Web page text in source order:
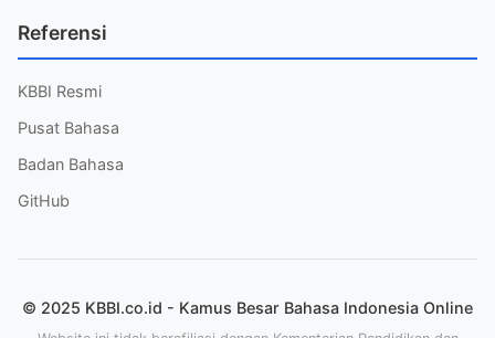
Referensi
KBBI Resmi
Pusat Bahasa
Badan Bahasa
GitHub
© 2025 KBBI.co.id - Kamus Besar Bahasa Indonesia Online